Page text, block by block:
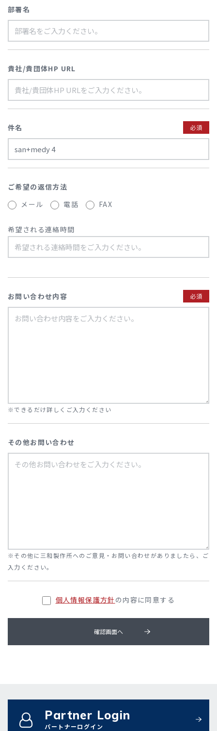
部署名
貴社/貴団体HP URL
件名 必須
ご希望の返信方法
メール
電話 FAX
希望される連絡時間
お問い合わせ内容 必須
※できるだけ詳しくご入力ください
その他お問い合わせ
※その他に三和製作所へのご意見・お問い合わせがありましたら、ご
入力ください。
個人情報保護方針 の内容に同意する
確認画面へ
Partner Login
パートナーログイン